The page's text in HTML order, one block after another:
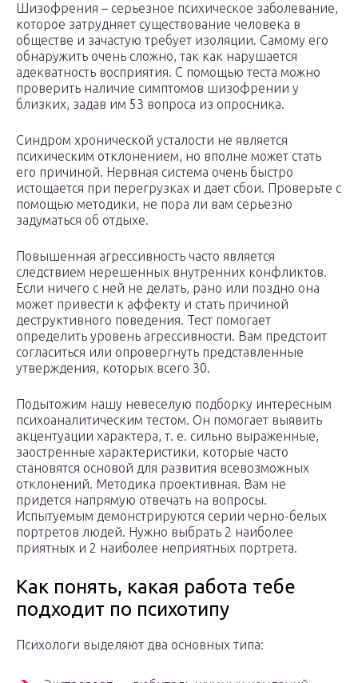
Шизофрения – серьезное психическое заболевание,
которое затрудняет существование человека в
обществе и зачастую требует изоляции. Самому его
обнаружить очень сложно, так как нарушается
адекватность восприятия. С помощью теста можно
проверить наличие симптомов шизофрении у
близких, задав им 53 вопроса из опросника.
Синдром хронической усталости не является
психическим отклонением, но вполне может стать
его причиной. Нервная система очень быстро
истощается при перегрузках и дает сбои. Проверьте с
помощью методики, не пора ли вам серьезно
задуматься об отдыхе.
Повышенная агрессивность часто является
следствием нерешенных внутренних конфликтов.
Если ничего с ней не делать, рано или поздно она
может привести к аффекту и стать причиной
деструктивного поведения. Тест помогает
определить уровень агрессивности. Вам предстоит
согласиться или опровергнуть представленные
утверждения, которых всего 30.
Подытожим нашу невеселую подборку интересным
психоаналитическим тестом. Он помогает выявить
акцентуации характера, т. е. сильно выраженные,
заостренные характеристики, которые часто
становятся основой для развития всевозможных
отклонений. Методика проективная. Вам не
придется напрямую отвечать на вопросы.
Испытуемым демонстрируются серии черно-белых
портретов людей. Нужно выбрать 2 наиболее
приятных и 2 наиболее неприятных портрета.
Как понять, какая работа тебе
подходит по психотипу
Психологи выделяют два основных типа: